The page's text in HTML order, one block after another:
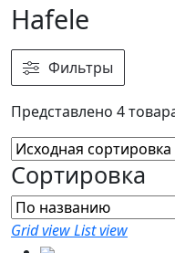
Hafele
Фильтры
Представлено 4
Сортировка
Grid viewList view